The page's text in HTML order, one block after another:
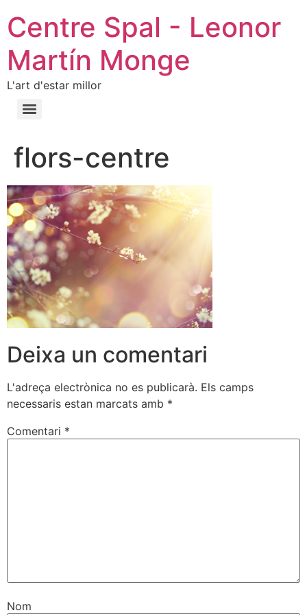
Centre Spal - Leonor
Martín Monge
L'art d'estar millor
flors-centre
Deixa un comentari
L'adreça electrònica no es publicarà. Els camps
necessaris estan marcats amb *
Comentari *
Nom